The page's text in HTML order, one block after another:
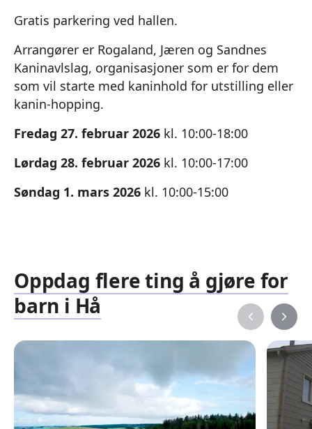
Gratis parkering ved hallen.
Arrangører er Rogaland, Jæren og Sandnes
Kaninavlslag, organisasjoner som er for dem
som vil starte med kaninhold for utstilling eller
kanin-hopping.
Fredag 27. februar 2026 kl. 10:00-18:00
Lørdag 28. februar 2026 kl. 10:00-17:00
Søndag 1. mars 2026 kl. 10:00-15:00
Oppdag flere ting å gjøre for
barn i Hå